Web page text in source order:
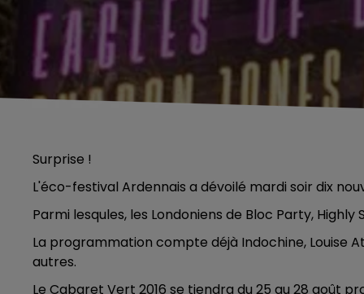
Surprise !
L'éco-festival Ardennais a dévoilé mardi soir dix
Parmi lesqules, les Londoniens de Bloc Party,
La programmation compte déjà Indochine, Louise
autres.
Le Cabaret Vert 2016 se tiendra du 25 au 28 août